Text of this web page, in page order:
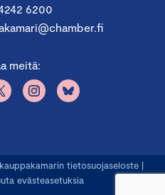
6200
meitä:
tietosuojaseloste |
evästeasetuksia